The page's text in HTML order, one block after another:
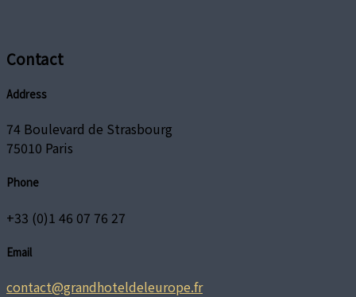
Contact
Address
74 Boulevard de Strasbourg
75010 Paris
Phone
+33 (0)1 46 07 76 27
Email
contact@grandhoteldeleurope.fr